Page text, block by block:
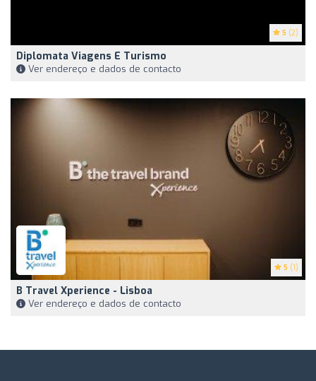
5 (2)
Diplomata Viagens E Turismo
Ver endereço e dados de contacto
5 (1)
B Travel Xperience - Lisboa
Ver endereço e dados de contacto